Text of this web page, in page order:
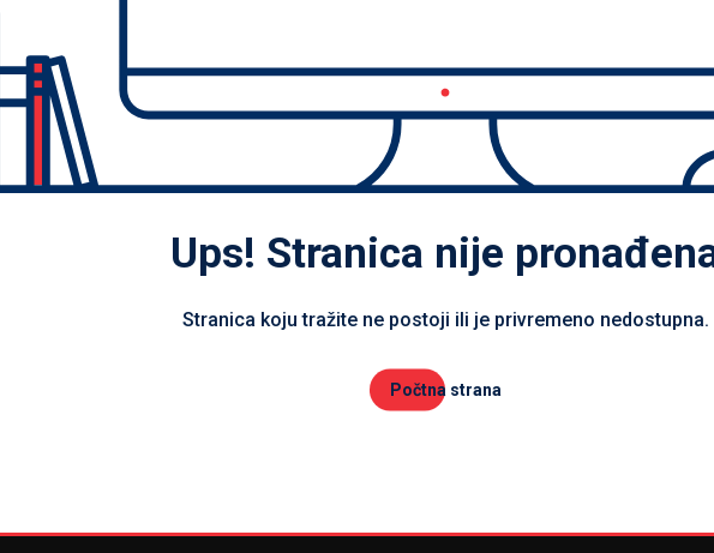
Ups! Stranica nije
Stranica koju tražite ne postoji ili je privremeno nedostupna.
Počtna strana